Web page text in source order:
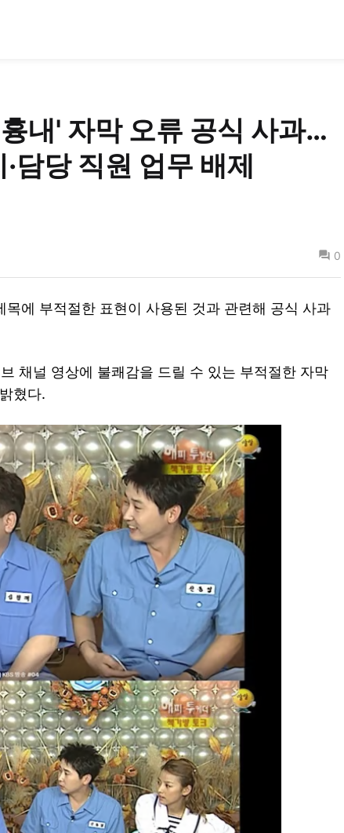
내' 자막 오류 공식 사과…
담당 직원 업무 배제
0
에 부적절한 표현이 사용된 것과 관련해 공식 사과
채널 영상에 불쾌감을 드릴 수 있는 부적절한 자막
혔다.